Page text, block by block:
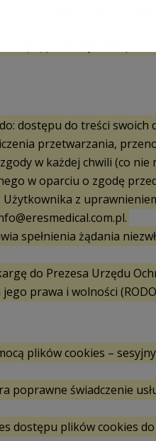
firmom świadczącym
będą przekazywane poza
dostępu do treści swoich
przetwarzania,
w każdej chwili (co nie
w oparciu o zgodę
z
spełnienia żądania
do Prezesa Urzędu
prawa i wolności
plików cookies –
poprawne świadczenie
dostępu plików cookies